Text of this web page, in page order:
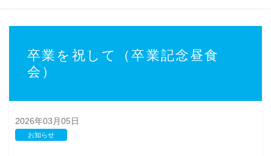
卒業を祝して（卒業記念昼食
会）
2026年03月05日
お知らせ